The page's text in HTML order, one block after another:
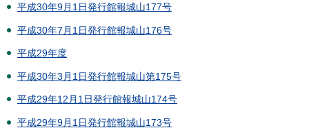
平成30年9月1日発行館報城山177号
平成30年7月1日発行館報城山176号
平成29年度
平成30年3月1日発行館報城山第175号
平成29年12月1日発行館報城山174号
平成29年9月1日発行館報城山173号